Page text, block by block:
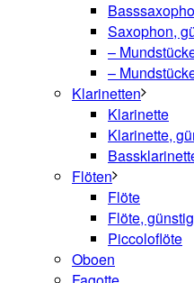
Saxophon,
–
–
Klarinetten
Klarinette
Klarinette,
Flöten
Flöte
Flöte, günstig
Piccoloflöte
Oboen